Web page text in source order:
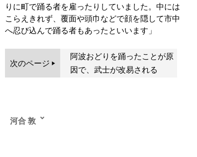
りに町で踊る者を雇ったりしていました。中には
こらえきれず、覆面や頭巾などで顔を隠して市中
へ忍び込んで踊る者もあったといいます」
次のページ
阿波おどりを踊ったことが原
因で、武士が改易される
河合 敦